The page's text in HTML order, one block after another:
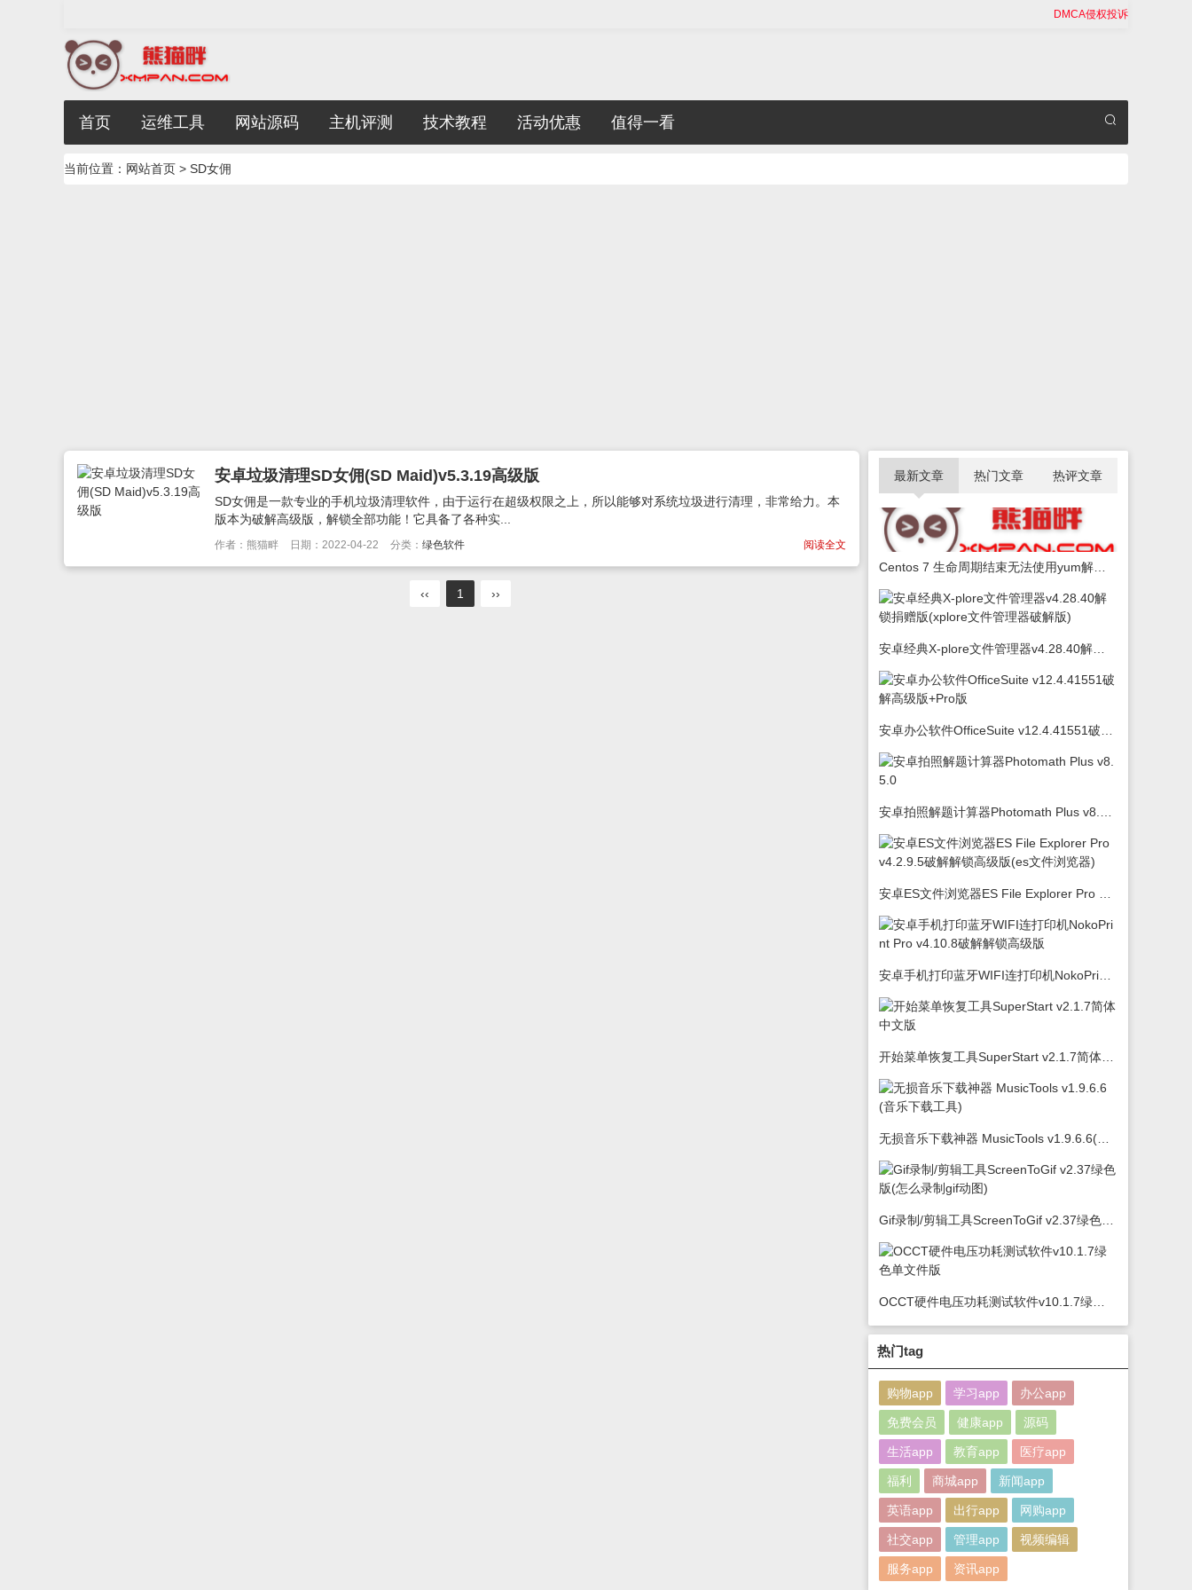
DMCA侵权投诉
首页 运维工具 网站源码 主机评测 技术教程 活动优惠 值得一看
当前位置： 网站首页 > SD女佣
安卓垃圾清理SD女佣(SD Maid)v5.3.19高级版
SD女佣是一款专业的手机垃圾清理软件，由于运行在超级权限之上，所以能够对系统垃圾进行清理，非常给力。本
版本为破解高级版，解锁全部功能！它具备了各种实...
阅读全文
作者：熊猫畔 日期：2022-04-22 分类： 绿色软件
‹‹ 1 ››
最新文章 热门文章 热评文章
热门tag
购物app 学习app 办公app
免费会员 健康app 源码
生活app 教育app 医疗app
福利 商城app 新闻app
英语app 出行app 网购app
社交app 管理app 视频编辑
服务app 资讯app